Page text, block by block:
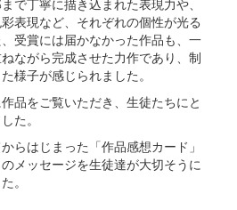
で丁寧に描き込まれた表現力や、
表現など、それぞれの個性が光る
受賞には届かなかった作品も、一
ながら完成させた力作であり、制
様子が感じられました。
品をご覧いただき、生徒たちにと
た。
らはじまった「作品感想カード」
メッセージを生徒達が大切そうに
。